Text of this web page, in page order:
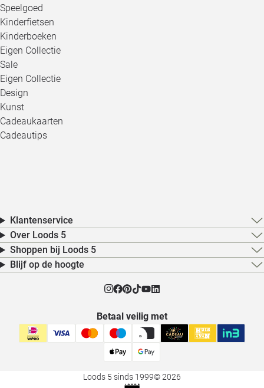
Speelgoed
Kinderfietsen
Kinderboeken
Eigen Collectie
Sale
Eigen Collectie
Design
Kunst
Cadeaukaarten
Cadeautips
Klantenservice
Over Loods 5
Shoppen bij Loods 5
Blijf op de hoogte
Betaal veilig met
Loods 5 sinds 1999© 2026